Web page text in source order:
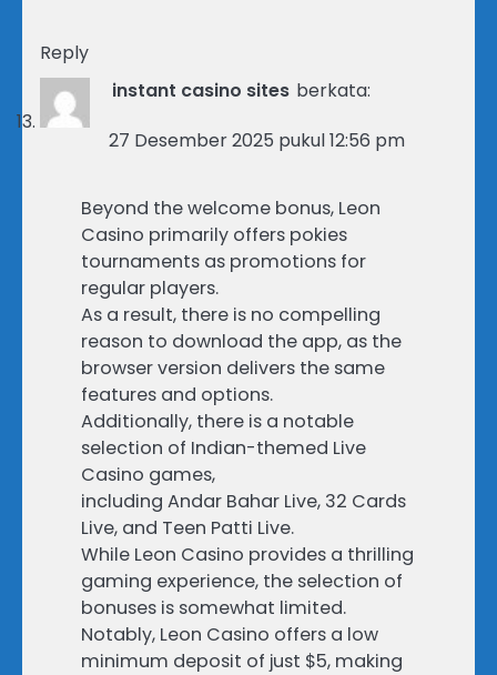
Reply
instant casino sites berkata:
27 Desember 2025 pukul 12:56 pm
Beyond the welcome bonus, Leon
Casino primarily offers pokies
tournaments as promotions for
regular players.
As a result, there is no compelling
reason to download the app, as the
browser version delivers the same
features and options.
Additionally, there is a notable
selection of Indian-themed Live
Casino games,
including Andar Bahar Live, 32 Cards
Live, and Teen Patti Live.
While Leon Casino provides a thrilling
gaming experience, the selection of
bonuses is somewhat limited.
Notably, Leon Casino offers a low
minimum deposit of just $5, making